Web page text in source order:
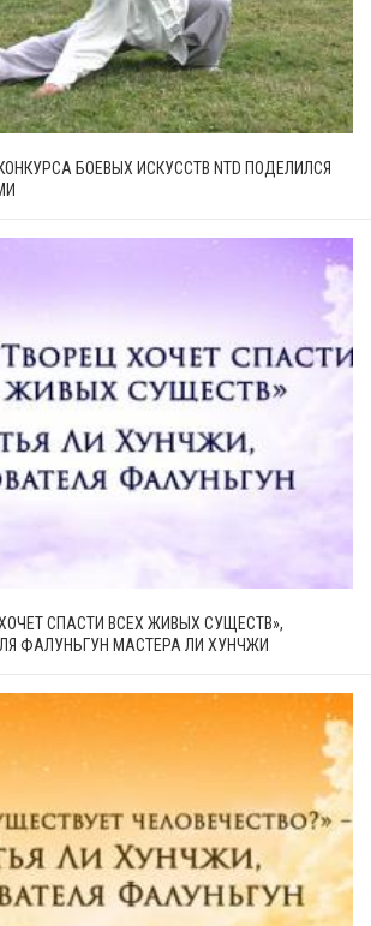
БОЕВЫХ ИСКУССТВ NTD ПОДЕЛИЛСЯ
СПАСТИ ВСЕХ ЖИВЫХ СУЩЕСТВ»,
ФАЛУНЬГУН МАСТЕРА ЛИ ХУНЧЖИ